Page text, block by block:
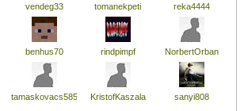
vendeg33 tomanekpeti reka4444
benhus70 rindpimpf NorbertOrban
tamaskovacs5855 KristofKaszala sanyi808